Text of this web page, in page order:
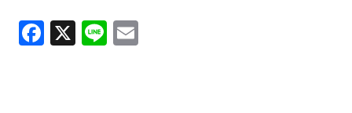
F
a
X Li
n